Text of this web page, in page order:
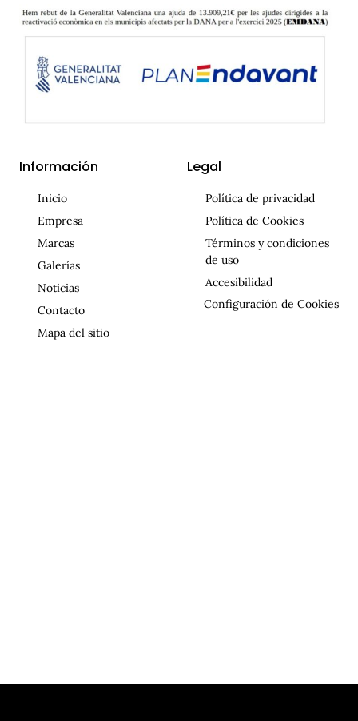
Información
Inicio
Empresa
Marcas
Galerías
Noticias
Contacto
Mapa del sitio
Legal
Política de privacidad
Política de Cookies
Términos y condiciones
de uso
Accesibilidad
Configuración de Cookies